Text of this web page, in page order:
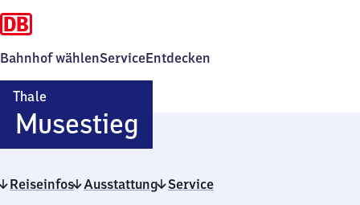
Bahnhof wählenServiceEntdecken
Thale
Musestieg
Musestieg
Reiseinfos Ausstattung Service